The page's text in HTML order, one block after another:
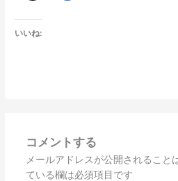
いいね:
コメントする
メールアドレスが公開されること
ている欄は必須項目です